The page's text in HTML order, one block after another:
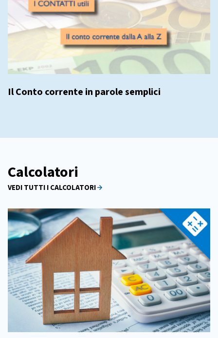
Il Conto corrente in parole semplici
Calcolatori
VEDI TUTTI I CALCOLATORI